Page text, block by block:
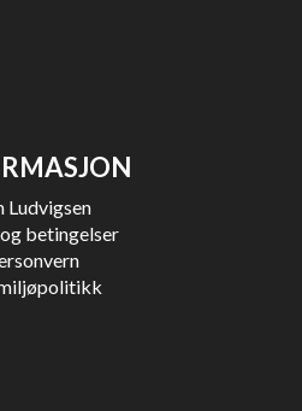
Ludvigsen
betingelser